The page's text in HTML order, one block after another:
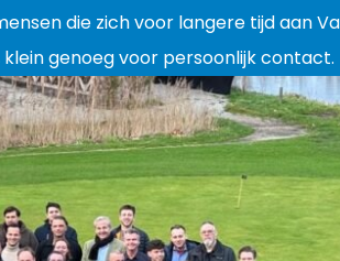
die zich voor langere tijd aan
genoeg voor persoonlijk contact.